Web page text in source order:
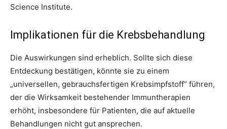
Science Institute.
Implikationen für die Krebsbehandlung
Die Auswirkungen sind erheblich. Sollte sich diese
Entdeckung bestätigen, könnte sie zu einem
„universellen, gebrauchsfertigen Krebsimpfstoff“ führen,
der die Wirksamkeit bestehender Immuntherapien
erhöht, insbesondere für Patienten, die auf aktuelle
Behandlungen nicht gut ansprechen.